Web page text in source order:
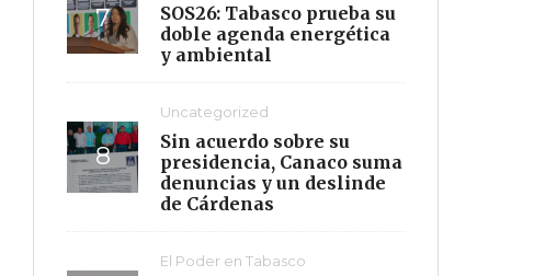
SOS26: Tabasco prueba su
doble agenda energética
y ambiental
Uncategorized
Sin acuerdo sobre su
presidencia, Canaco suma
denuncias y un deslinde
de Cárdenas
El Poder en Tabasco